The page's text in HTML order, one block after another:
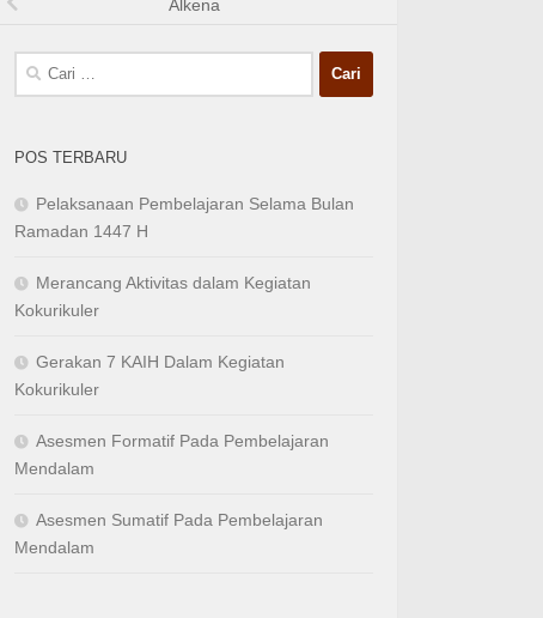
Alkena
Cari
POS TERBARU
Pelaksanaan Pembelajaran Selama Bulan
Ramadan 1447 H
Merancang Aktivitas dalam Kegiatan
Kokurikuler
Gerakan 7 KAIH Dalam Kegiatan
Kokurikuler
Asesmen Formatif Pada Pembelajaran
Mendalam
Asesmen Sumatif Pada Pembelajaran
Mendalam